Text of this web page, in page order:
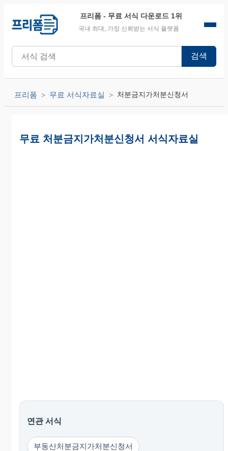
프리폼 - 무료 서식 다운로드 1위
국내 최대, 가장 신뢰받는 서식 플랫폼
검색
프리폼 무료 서식자료실 처분금지가처분신청서
무료 처분금지가처분신청서 서식자료실
연관 서식
부동산처분금지가처분신청서